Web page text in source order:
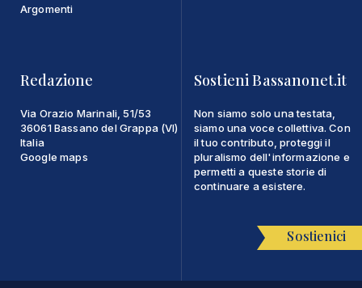
Argomenti
Redazione
Via Orazio Marinali, 51/53
36061 Bassano del Grappa (VI)
Italia
Google maps
Sostieni Bassanonet.it
Non siamo solo una testata,
siamo una voce collettiva. Con
il tuo contributo, proteggi il
pluralismo dell'informazione e
permetti a queste storie di
continuare a esistere.
Sostienici